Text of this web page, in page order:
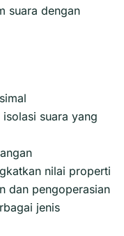
suara dengan
suara yang
nilai properti
dan pengoperasian
jenis